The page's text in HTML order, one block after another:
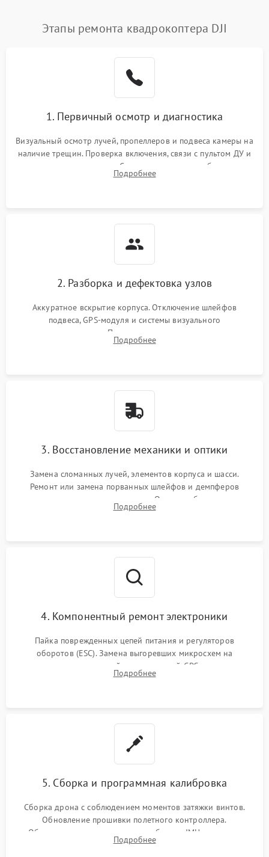
Этапы ремонта квадрокоптера DJI
1. Первичный осмотр и диагностика
Визуальный осмотр лучей, пропеллеров и подвеса камеры на
наличие трещин. Проверка включения, связи с пультом ДУ и
передачи видеосигнала. Считывание логов ошибок через
полетное ПО для определения характера неисправности.
Подробнее
2. Разборка и дефектовка узлов
Аккуратное вскрытие корпуса. Отключение шлейфов
подвеса, GPS-модуля и системы визуального
позиционирования. Проверка полетного контроллера,
регуляторов оборотов (ESC) и бесколлекторных моторов на
Подробнее
3. Восстановление механики и оптики
Замена сломанных лучей, элементов корпуса и шасси.
Ремонт или замена порванных шлейфов и демпферов
трехосевого подвеса камеры. Очистка объектива,
восстановление механизма фокусировки. Установка новых
Подробнее
4. Компонентный ремонт электроники
Пайка поврежденных цепей питания и регуляторов
оборотов (ESC). Замена выгоревших микросхем на
материнской плате, модулей GPS
Подробнее
5. Сборка и программная калибровка
Сборка дрона с соблюдением моментов затяжки винтов.
Обновление прошивки полетного контроллера.
Обязательная программная калибровка IMU-сенсоров,
компаса, датчиков позиционирования и горизонта подвеса
Подробнее